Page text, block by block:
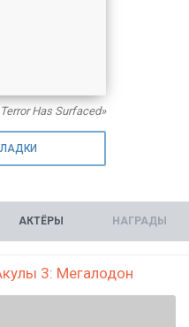
Has Surfaced»
АКТЁРЫ НАГРАДЫ
3: Мегалодон